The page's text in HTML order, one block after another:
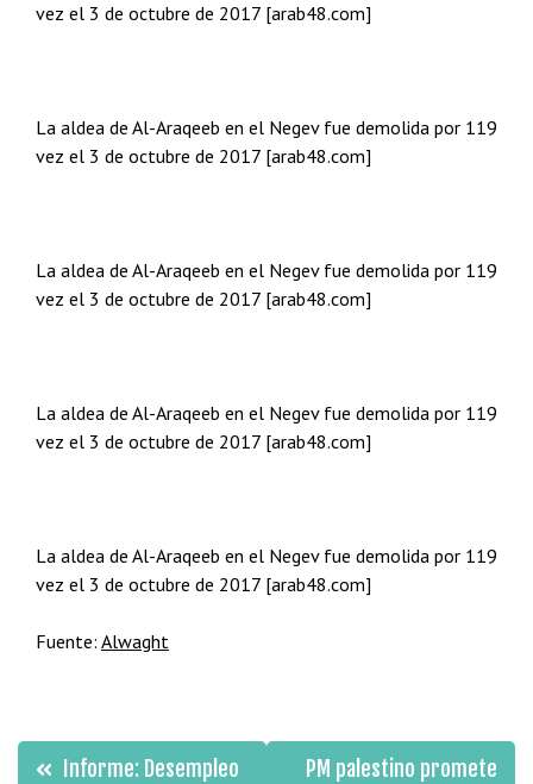
vez el 3 de octubre de 2017 [arab48.com]
La aldea de Al-Araqeeb en el Negev fue demolida por 119
vez el 3 de octubre de 2017 [arab48.com]
La aldea de Al-Araqeeb en el Negev fue demolida por 119
vez el 3 de octubre de 2017 [arab48.com]
La aldea de Al-Araqeeb en el Negev fue demolida por 119
vez el 3 de octubre de 2017 [arab48.com]
La aldea de Al-Araqeeb en el Negev fue demolida por 119
vez el 3 de octubre de 2017 [arab48.com]
Fuente: Alwaght
Navegación
Informe: Desempleo
PM palestino promete